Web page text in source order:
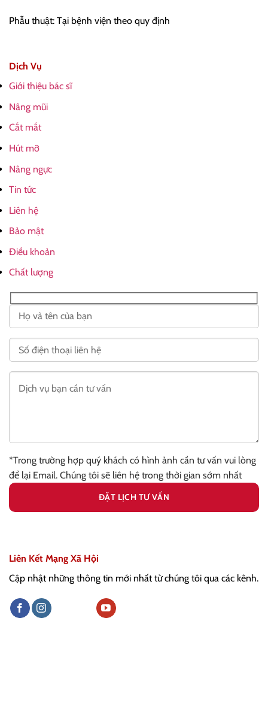
Phẫu thuật: Tại bệnh viện theo quy định
Dịch Vụ
Giới thiệu bác sĩ
Nâng mũi
Cắt mắt
Hút mỡ
Nâng ngực
Tin tức
Liên hệ
Bảo mật
Điều khoản
Chất lượng
*Trong trường hợp quý khách có hình ảnh cần tư vấn vui lòng
để lại Email. Chúng tôi sẽ liên hệ trong thời gian sớm nhất
Liên Kết Mạng Xã Hội
Cập nhật những thông tin mới nhất từ chúng tôi qua các kênh.